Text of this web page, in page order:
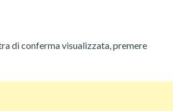
di conferma visualizzata, premere